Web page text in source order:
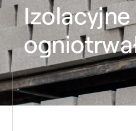
Izolacyjne